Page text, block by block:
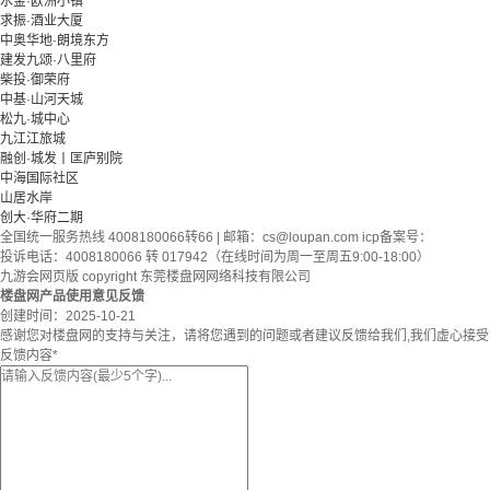
求振·酒业大厦
中奥华地·朗境东方
建发九颂·八里府
柴投·御荣府
中基·山河天城
松九·城中心
九江江旅城
融创·城发丨匡庐别院
中海国际社区
山居水岸
创大·华府二期
全国统一服务热线 4008180066转66 | 邮箱： cs@loupan.com icp备案号：
投诉电话：4008180066 转 017942（在线时间为周一至周五9:00-18:00）
九游会网页版 copyright 东莞楼盘网网络科技有限公司
楼盘网产品使用意见反馈
创建时间： 2025-10-21
感谢您对楼盘网的支持与关注，请将您遇到的问题或者建议反馈给我们,我们虚心接受
反馈内容*